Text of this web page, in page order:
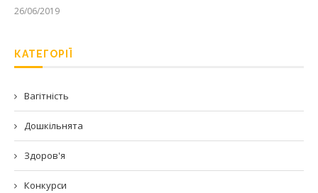
26/06/2019
КАТЕГОРІЇ
Вагітність
Дошкільнята
Здоров'я
Конкурси